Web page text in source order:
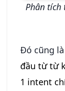
Phân
Đó cũng
đầu từ từ
1 intent